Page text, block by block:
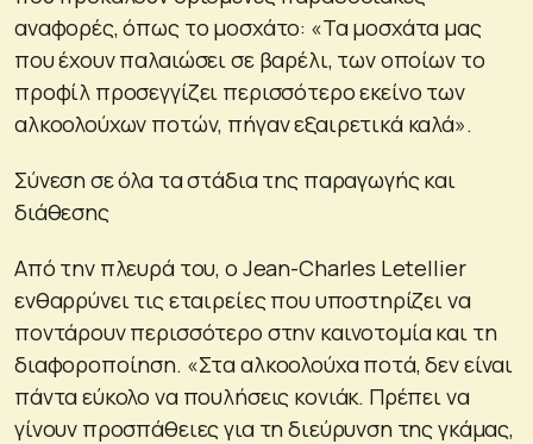
αναφορές, όπως το μοσχάτο: «Τα μοσχάτα μας
που έχουν παλαιώσει σε βαρέλι, των οποίων το
προφίλ προσεγγίζει περισσότερο εκείνο των
αλκοολούχων ποτών, πήγαν εξαιρετικά καλά».
Σύνεση σε όλα τα στάδια της παραγωγής και
διάθεσης
Από την πλευρά του, ο Jean-Charles Letellier
ενθαρρύνει τις εταιρείες που υποστηρίζει να
ποντάρουν περισσότερο στην καινοτομία και τη
διαφοροποίηση. «Στα αλκοολούχα ποτά, δεν είναι
πάντα εύκολο να πουλήσεις κονιάκ. Πρέπει να
γίνουν προσπάθειες για τη διεύρυνση της γκάμας,